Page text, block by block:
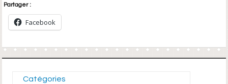
Partager :
Facebook
Catégories